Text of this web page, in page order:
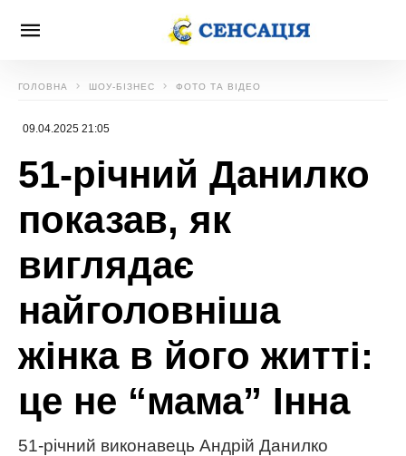
ГОЛОВНА ШОУ-БІЗНЕС ФОТО ТА ВІДЕО
09.04.2025 21:05
51-річний Данилко
показав, як
виглядає
найголовніша
жінка в його житті:
це не “мама” Інна
51-річний виконавець Андрій Данилко